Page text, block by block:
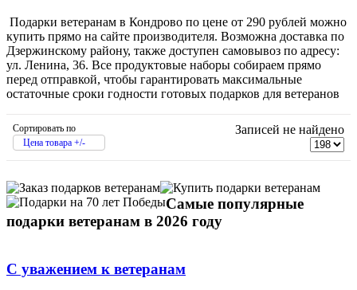
Подарки ветеранам в Кондрово по цене от 290 рублей можно
купить прямо на сайте производителя. Возможна доставка по
Дзержинскому району, также доступен самовывоз по адресу:
ул. Ленина, 36. Все продуктовые наборы собираем прямо
перед отправкой, чтобы гарантировать максимальные
остаточные сроки годности готовых подарков для ветеранов
Сортировать по
Цена товара +/-
Записей не найдено
Самые популярные
подарки ветеранам в 2026 году
С уважением к ветеранам